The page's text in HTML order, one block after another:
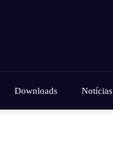
Downloads Notícias